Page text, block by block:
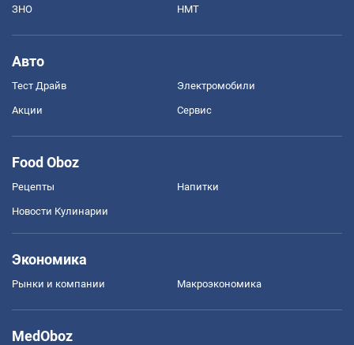
ЗНО НМТ
Авто
Тест Драйв Электромобили
Акции Сервис
Food Oboz
Рецепты Напитки
Новости Кулинарии
Экономика
Рынки и компании Mакроэкономика
MedOboz